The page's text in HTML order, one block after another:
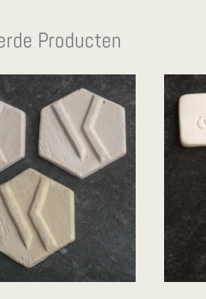
Producten